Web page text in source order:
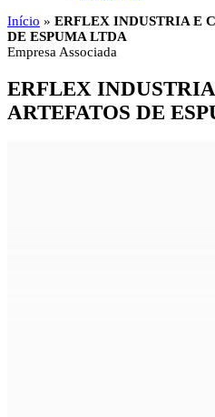
Início » ERFLEX INDUSTRIA E
DE ESPUMA LTDA
Empresa Associada
ERFLEX
ARTEFATOS DE